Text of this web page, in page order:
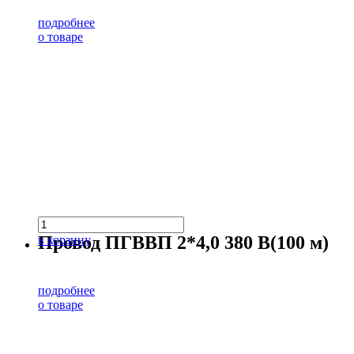
подробнее
о товаре
в корзину
Провод ПГВВП 2*4,0 380 В(100 м)
подробнее
о товаре